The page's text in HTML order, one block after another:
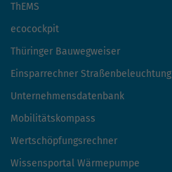
ThEMS
ecocockpit
Thüringer Bauwegweiser
Einsparrechner Straßenbeleuchtung
Unternehmensdatenbank
Mobilitätskompass
Wertschöpfungsrechner
Wissensportal Wärmepumpe